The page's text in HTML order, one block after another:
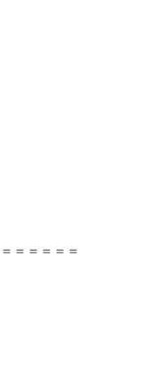
＝＝＝＝＝